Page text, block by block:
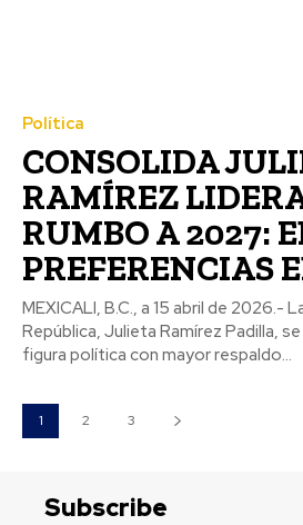
Política
CONSOLIDA
RAMÍREZ
RUMBO A 2027:
PREFERENCIAS
MEXICALI, B.C., a 15 abril de 2026.-
República, Julieta Ramírez Padilla,
figura política con mayor respaldo...
1 2 3
Subscribe